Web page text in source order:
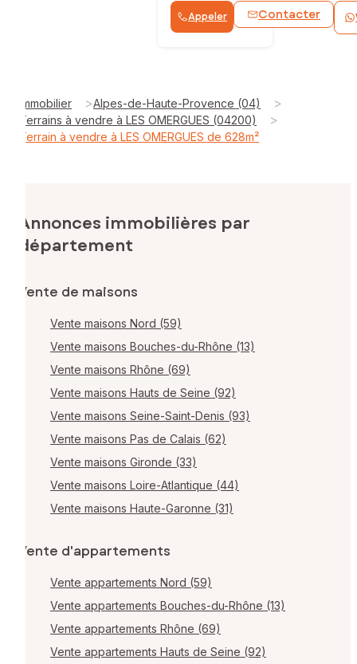
Appeler Contacter
Immobilier >Alpes-de-Haute-Provence (04) >
Terrains à vendre à LES OMERGUES (04200) >
Terrain à vendre à LES OMERGUES de 628m²
Annonces immobilières par
département
Vente de maisons
Vente maisons Nord (59)
Vente maisons Bouches-du-Rhône (13)
Vente maisons Rhône (69)
Vente maisons Hauts de Seine (92)
Vente maisons Seine-Saint-Denis (93)
Vente maisons Pas de Calais (62)
Vente maisons Gironde (33)
Vente maisons Loire-Atlantique (44)
Vente maisons Haute-Garonne (31)
Vente d'appartements
Vente appartements Nord (59)
Vente appartements Bouches-du-Rhône (13)
Vente appartements Rhône (69)
Vente appartements Hauts de Seine (92)